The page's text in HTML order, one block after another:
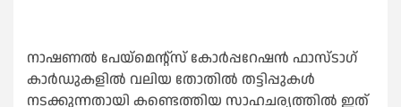
നാഷണല്‍ പേയ്‌മെന്റ്‌സ് കോര്‍പ്പറേഷന്‍ ഫാസ്ടാഗ്
കാര്‍ഡുകളില്‍ വലിയ തോതില്‍ തട്ടിപ്പുകള്‍
നടക്കുന്നതായി കണ്ടെത്തിയ സാഹചര്യത്തില്‍ ഇത്